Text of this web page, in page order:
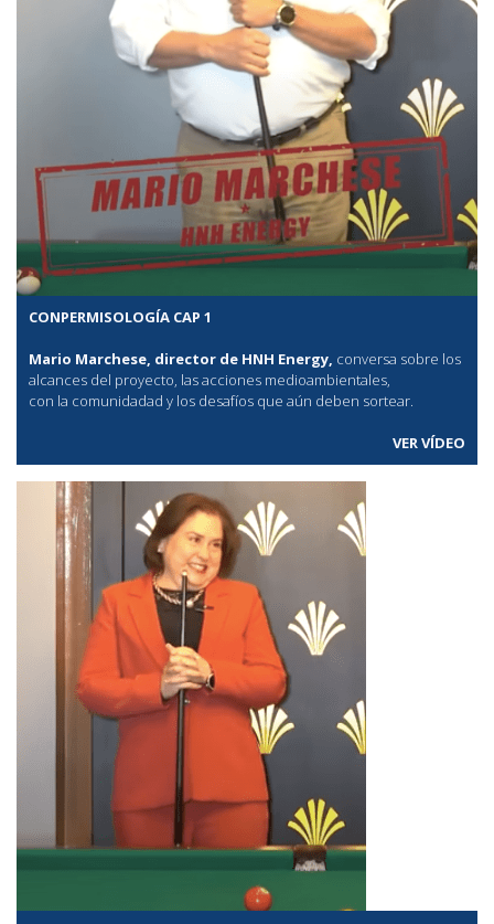
CONPERMISOLOGÍA CAP 1
Mario Marchese, director de HNH Energy, conversa sobre los
alcances del proyecto, las acciones medioambientales,
con la comunidadad y los desafíos que aún deben sortear.
VER VÍDEO